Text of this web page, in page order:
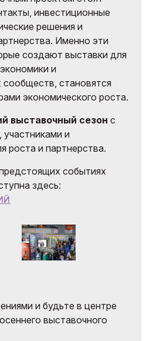
инвестиционные
решения и
Именно эти
создают выставки для
и
становятся
экономического роста.
выставочный сезон с
и
роста и партнерства.
событиях
здесь:
и будьте в центре
выставочного